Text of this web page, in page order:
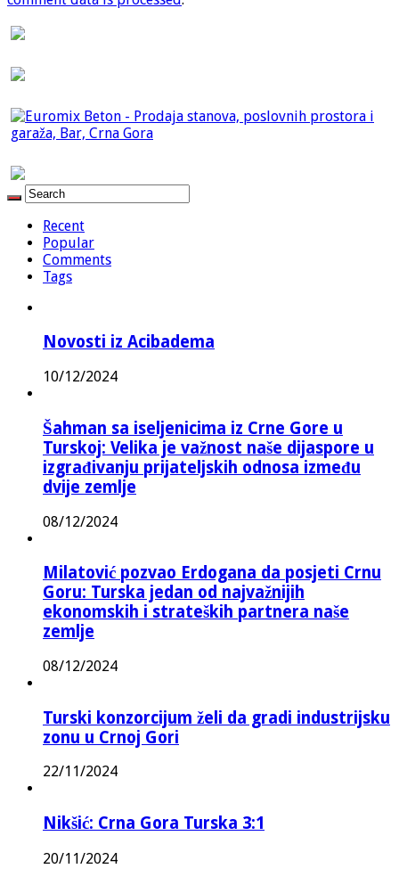
Recent
Popular
Comments
Tags
Novosti iz Acibadema
10/12/2024
Šahman sa iseljenicima iz Crne Gore u
Turskoj: Velika je važnost naše dijaspore u
izgrađivanju prijateljskih odnosa između
dvije zemlje
08/12/2024
Milatović pozvao Erdogana da posjeti Crnu
Goru: Turska jedan od najvažnijih
ekonomskih i strateških partnera naše
zemlje
08/12/2024
Turski konzorcijum želi da gradi industrijsku
zonu u Crnoj Gori
22/11/2024
Nikšić: Crna Gora Turska 3:1
20/11/2024